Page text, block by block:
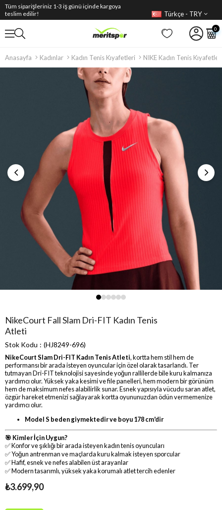
Tüm siparişleriniz 1-3 iş günü içinde kargoya
teslim edilir!
Türkçe - TRY
0
Anasayfa Kadınlar Kadın Tenis Kıyafetleri NIKE Kadın Tenis Kıyafetleri
NikeCourt Fall Slam Dri-FIT Kadın Tenis
Atleti
Stok Kodu (HJ8249-696)
NikeCourt Slam Dri-FIT Kadın Tenis Atleti, kortta hem stil hem de
performansı bir arada isteyen oyuncular için özel olarak tasarlandı. Ter
tutmayan Dri-FIT teknolojisi sayesinde yoğun rallilerde bile kuru kalmanıza
yardımcı olur. Yüksek yaka kesimi ve file panelleri, hem modern bir görünüm
hem de maksimum nefes alabilirlik sunar. Esnek yapısıyla vücudu saran atlet,
özgür hareket etmenizi sağlayarak kortta oyununuzdan ödün vermemenize
yardımcı olur.
Model S beden giymektedir ve boyu 178 cm'dir
🎯 Kimler İçin Uygun?
✅ Konfor ve şıklığı bir arada isteyen kadın tenis oyuncuları
✅ Yoğun antrenman ve maçlarda kuru kalmak isteyen sporcular
✅ Hafif, esnek ve nefes alabilen üst arayanlar
✅ Modern tasarımlı, yüksek yaka korumalı atlet tercih edenler
₺3.699,90